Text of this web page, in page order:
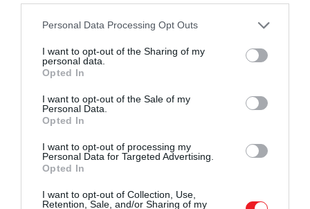
Please note that this website/app uses one or more Google
not limited to your visit or usage behaviour. You may click to
grant or deny consent to Google and its third-party tags to
use your data for below specified purposes in below Google
consent section.
Personal Data Processing Opt Outs
I want to opt-out of the Sharing of my
personal data.
Opted In
I want to opt-out of the Sale of my
Personal Data.
Opted In
I want to opt-out of processing my
Personal Data for Targeted Advertising.
Opted In
I want to opt-out of Collection, Use,
Retention, Sale, and/or Sharing of my
vadászfelszerelések is hasonló töréseket és
kopásokat mutatnak, mint az Ötzivel talált leletek,
jégolvadás vagy a csúszó jég által keltett erők során
keletkeznek.
arra utal, hogy a felsőtestet